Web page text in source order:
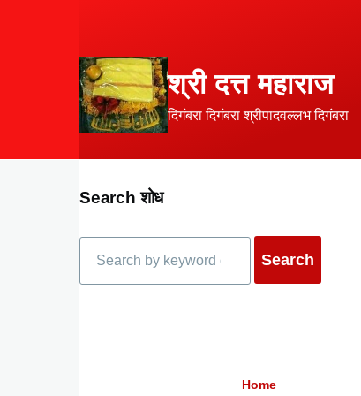
श्री दत्त महाराज
दिगंबरा दिगंबरा श्रीपादवल्लभ दिगंबरा
Search शोध
Breadcrumb
Home